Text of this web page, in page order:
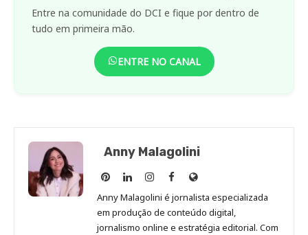
Entre na comunidade do DCI e fique por dentro de
tudo em primeira mão.
ENTRE NO CANAL
Anny Malagolini
Anny
Malagolini
no
Pinterest
Anny
Malagolini
no
LinkedIn
Anny
Malagolini
no
Instagram
Anny
Malagolini
no
Facebook
Site
de
Anny
Malagolini
Anny Malagolini é jornalista especializada
em produção de conteúdo digital,
jornalismo online e estratégia editorial. Com